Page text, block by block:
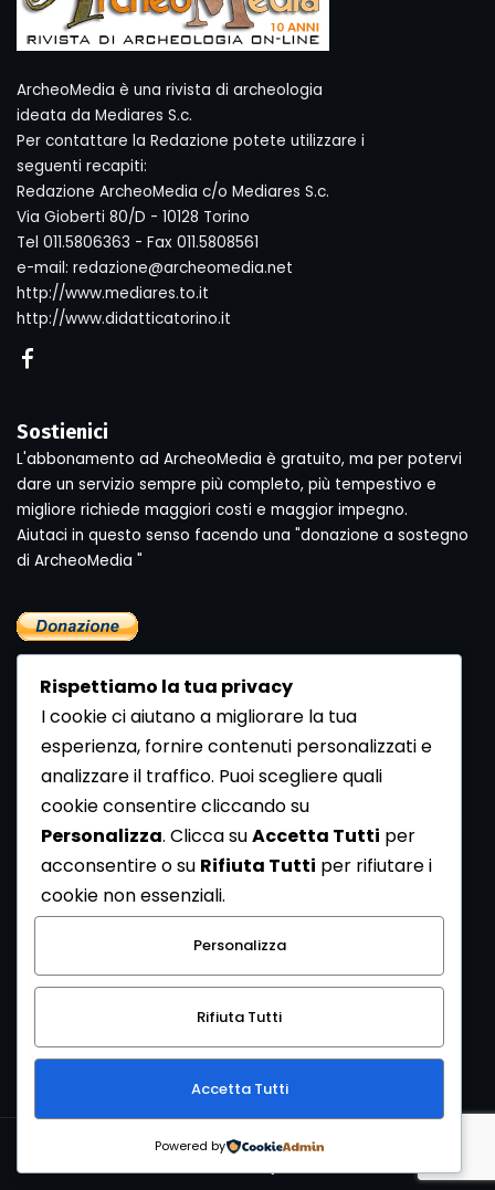
ArcheoMedia è una rivista di archeologia
ideata da Mediares S.c.
Per contattare la Redazione potete utilizzare i
seguenti recapiti:
Redazione ArcheoMedia c/o Mediares S.c.
Via Gioberti 80/D - 10128 Torino
Tel 011.5806363 - Fax 011.5808561
e-mail: redazione@archeomedia.net
http://www.mediares.to.it
http://www.didatticatorino.it
Sostienici
L'abbonamento ad ArcheoMedia è gratuito, ma per potervi
dare un servizio sempre più completo, più tempestivo e
migliore richiede maggiori costi e maggior impegno.
Aiutaci in questo senso facendo una "donazione a sostegno
di ArcheoMedia "
Newsletter
Se vuoi ricevere la Rivista gratuita di archeologia realizzata
dalla Redazione di ArcheoMedia iscriviti alla nostra
Newsletter [Clicca Qui]
Con l'invio del messaggio l'utente dichiara di aver letto
l’informativa sulla privacy e di acconsentire al trattamento
dei propri dati personali.
Copyright © 1999-2026Mediares S.c.PI 07341730013 - [
Rispettiamo la tua privacy
I cookie ci aiutano a migliorare la tua
esperienza, fornire contenuti personalizzati e
analizzare il traffico. Puoi scegliere quali
cookie consentire cliccando su
Personalizza. Clicca suAccetta Tutti per
acconsentire o su Rifiuta Tutti per rifiutare i
cookie non essenziali.
Personalizza
Rifiuta Tutti
Accetta Tutti
Powered by